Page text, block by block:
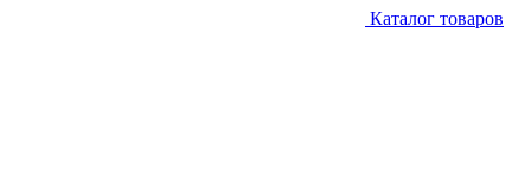
Каталог товаров